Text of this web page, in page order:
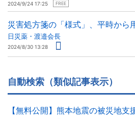
2024/9/24 17:25 FREE
災害処方箋の「様式」、平時から
日災薬・渡邉会長
2024/8/30 13:28
自動検索（類似記事表示）
【無料公開】熊本地震の被災地支